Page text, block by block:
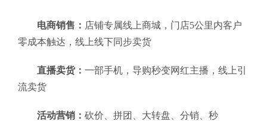
电商销售： 店铺专属线上商城，门店5公里内客户
零成本触达，线上线下同步卖货
直播卖货： 一部手机，导购秒变网红主播，线上引
流卖货
活动营销： 砍价、拼团、大转盘、分销、秒